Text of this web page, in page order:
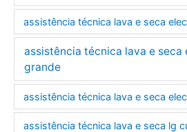
assistência técnica lava e seca
assistência técnica lava e seca
grande
assistência técnica lava e seca
assistência técnica lava e seca lg